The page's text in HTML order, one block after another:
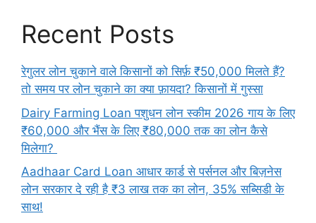
Recent Posts
रेगुलर लोन चुकाने वाले किसानों को सिर्फ़ ₹50,000 मिलते हैं?
तो समय पर लोन चुकाने का क्या फ़ायदा? किसानों में गुस्सा
Dairy Farming Loan पशुधन लोन स्कीम 2026 गाय के लिए
₹60,000 और भैंस के लिए ₹80,000 तक का लोन कैसे
मिलेगा?
Aadhaar Card Loan आधार कार्ड से पर्सनल और बिज़नेस
लोन सरकार दे रही है ₹3 लाख तक का लोन, 35% सब्सिडी के
साथ!